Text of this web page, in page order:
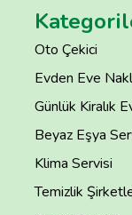
Oto Çekici
Evden Eve
Günlük Kiralık
Beyaz Eşya
Klima Servisi
Temizlik